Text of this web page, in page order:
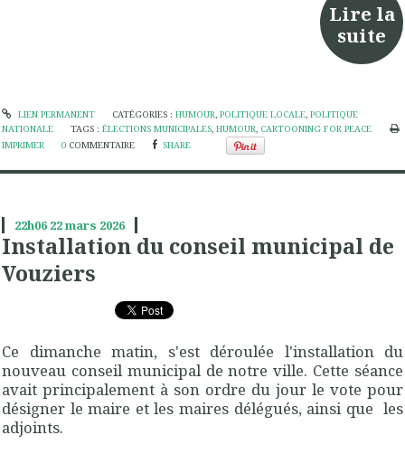
Lire la
suite
LIEN PERMANENT CATÉGORIES : HUMOUR, POLITIQUE LOCALE, POLITIQUE
NATIONALE
TAGS :ÉLECTIONS MUNICIPALES,HUMOUR, CARTOONING FOR PEACE
IMPRIMER
0 COMMENTAIRE SHARE
22h06 22mars 2026
Installation du conseil municipal de
Vouziers
Ce dimanche matin, s'est déroulée l'installation du
nouveau conseil municipal de notre ville. Cette séance
avait principalement à son ordre du jour le vote pour
désigner le maire et les maires délégués, ainsi que les
adjoints.